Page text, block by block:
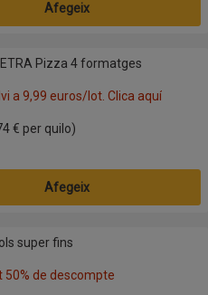
Afegeix
Pizza 4 formatges
a 9,99 euros/lot. Clica aquí
€ per quilo)
Afegeix
super fins
50% de descompte